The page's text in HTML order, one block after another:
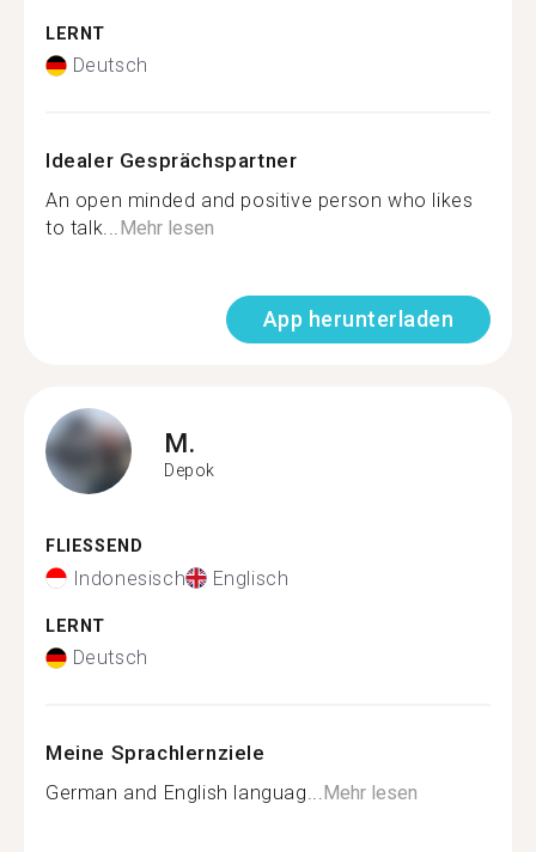
LERNT
Deutsch
Idealer Gesprächspartner
An open minded and positive person who likes
to talk...Mehr lesen
App herunterladen
M.
Depok
FLIESSEND
Indonesisch Englisch
LERNT
Deutsch
Meine Sprachlernziele
German and English languag...Mehr lesen